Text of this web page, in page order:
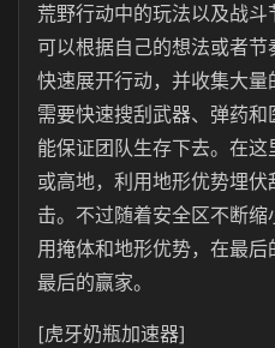
荒野行动中的玩法以及战
可以根据自己的想法或者
快速展开行动，并收集大
需要快速搜刮武器、弹药
能保证团队生存下去。在
或高地，利用地形优势埋
击。不过随着安全区不断缩
用掩体和地形优势，在最
最后的赢家。
[虎牙奶瓶加速器]